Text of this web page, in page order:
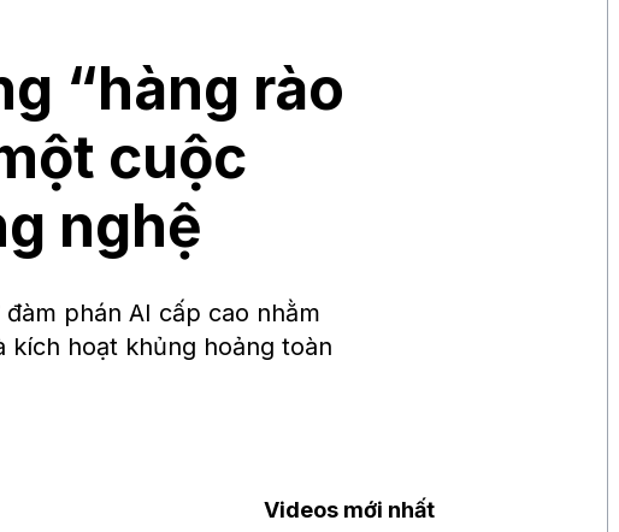
“hàng rào
cuộc
nghệ
phán AI cấp cao nhằm
kích hoạt khủng hoảng toàn
Videos mới nhất